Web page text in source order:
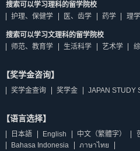
搜索可以学习理科的留学院校
护理、保健学
医、齿学 药学 理学
搜索可以学习文理科的留学院校
师范、教育学
生活科学 艺术学
【奖学金咨询】
奖学金查询 奖学金 JAPAN STUDY
【语言选择】
日本語 English 中文（繁體字）
Bahasa Indonesia
ภาษาไทย